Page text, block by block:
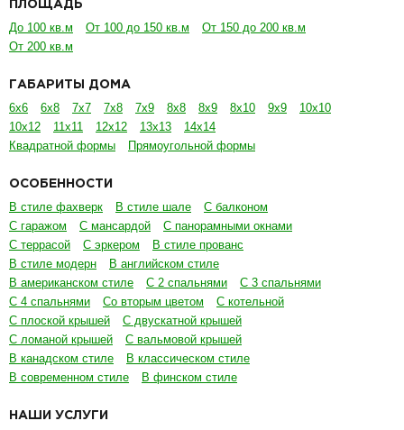
ПЛОЩАДЬ
До 100 кв.м От 100 до 150 кв.м
От 150 до 200 кв.м
От 200 кв.м
ГАБАРИТЫ ДОМА
6х6 6х8 7х7 7х8 7х9 8х8 8х9 8х10 9х9
10х10
10х12
11х11 12х12 13х13
14х14
Квадратной формы
Прямоугольной формы
ОСОБЕННОСТИ
В стиле фахверк В стиле шале
С балконом
С гаражом
С мансардой
С панорамными окнами
С террасой
С эркером
В стиле прованс
В стиле модерн
В английском стиле
В американском стиле
С 2 спальнями
С 3 спальнями
С 4 спальнями
Со вторым цветом
С котельной
С плоской крышей
С двускатной крышей
С ломаной крышей
С вальмовой крышей
В канадском стиле
В классическом стиле
В современном стиле
В финском стиле
НАШИ УСЛУГИ